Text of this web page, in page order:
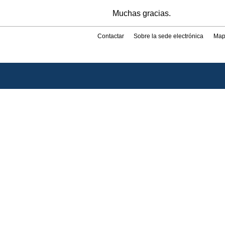
Muchas gracias.
Contactar Sobre la sede electrónica